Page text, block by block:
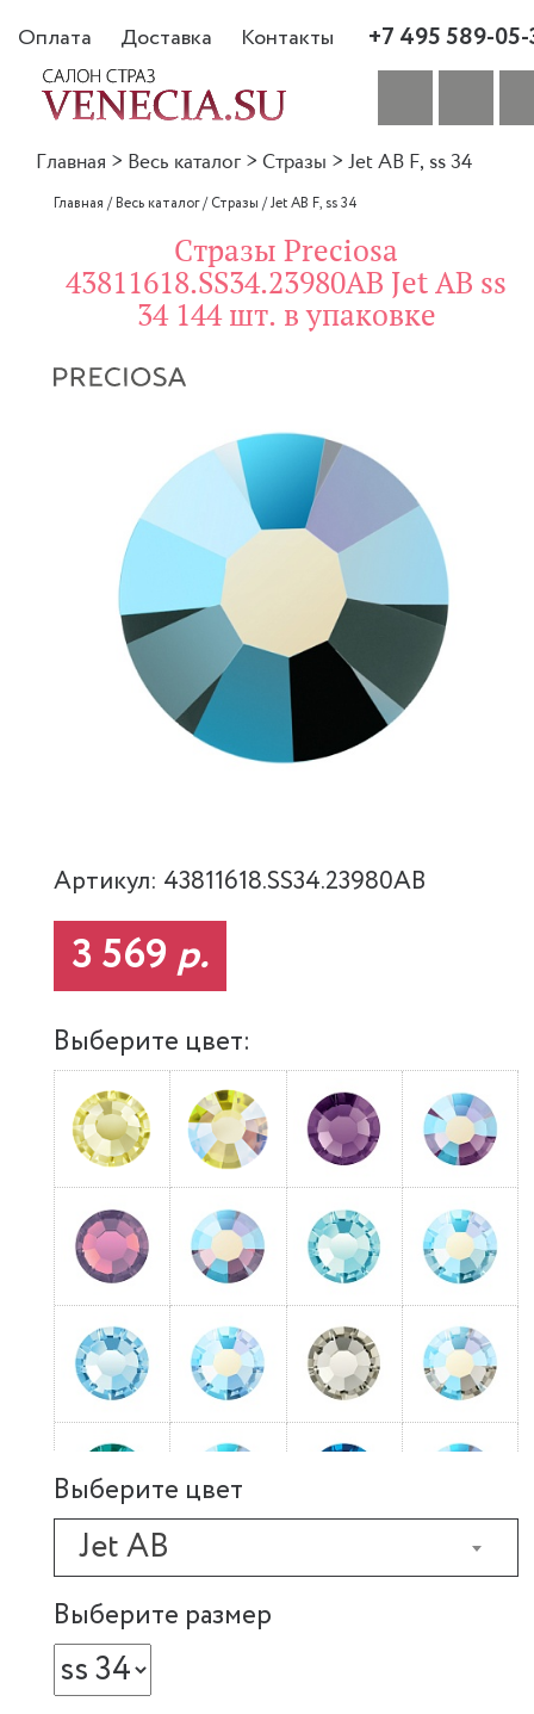
Оплата Доставка Контакты +7 495 589-
Главная > Весь каталог > Стразы > Jet AB F, ss 34
Главная /Весь каталог/Стразы /Jet AB F, ss 34
Стразы Preciosa
43811618.SS34.23980AB Jet AB ss
34 144 шт. в упаковке
Артикул: 43811618.SS34.23980AB
3 569 р.
Выберите цвет:
Выберите цвет
Jet AB
Выберите размер